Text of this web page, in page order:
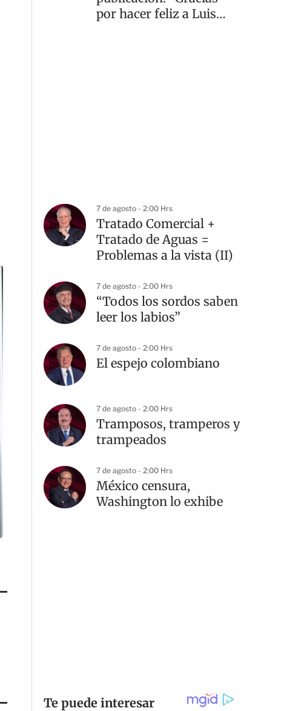
por hacer feliz a Luis
7 de agosto - 2:00 Hrs
Tratado Comercial +
Tratado de Aguas =
Problemas a la vista (II)
7 de agosto - 2:00 Hrs
“Todos los sordos saben
leer los labios”
7 de agosto - 2:00 Hrs
El espejo colombiano
7 de agosto - 2:00 Hrs
Tramposos, tramperos y
trampeados
7 de agosto - 2:00 Hrs
México censura,
Washington lo exhibe